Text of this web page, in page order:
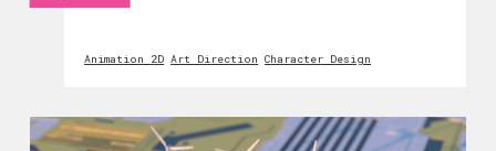
Animation 2D Art Direction Character Design